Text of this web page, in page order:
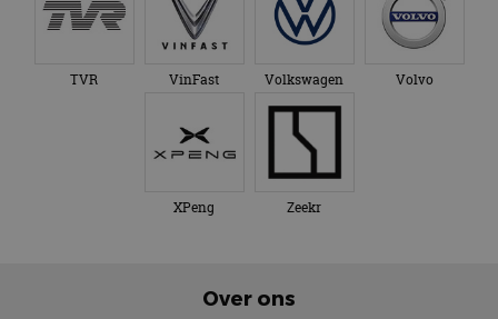
TVR VinFast Volkswagen Volvo
XPeng Zeekr
Over ons